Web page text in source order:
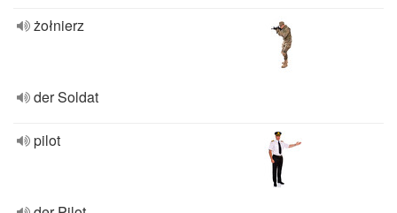
żołnierz
der Soldat
pilot